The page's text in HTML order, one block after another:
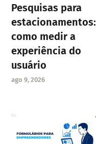
Pesquisas para
estacionamentos:
como medir a
experiência do
usuário
ago 9, 2026